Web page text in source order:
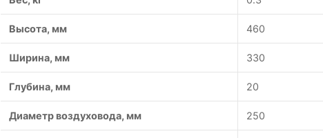
Высота, мм 460
Ширина, мм 330
Глубина, мм 20
Диаметр воздуховода, мм 250